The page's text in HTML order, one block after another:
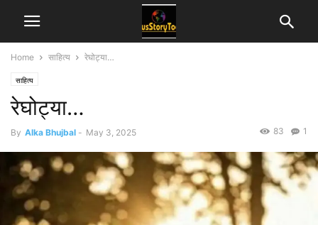
Home साहित्य रेघोट्या…
साहित्य
रेघोट्या…
By Alka Bhujbal - May 3, 2025 1
83